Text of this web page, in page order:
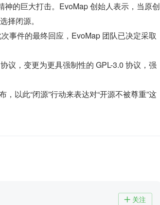
神的巨大打击。EvoMap 创始人表示，当原创
择闭源。
事件的最终回应，EvoMap 团队已决定采取
议，变更为更具强制性的 GPL-3.0 协议，强
以此“闭源”行动来表达对“开源不被尊重”这
 关注